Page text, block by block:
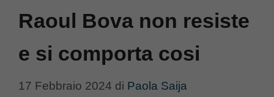
Raoul Bova non resiste
e si comporta cosi
17 Febbraio 2024 di Paola Saija